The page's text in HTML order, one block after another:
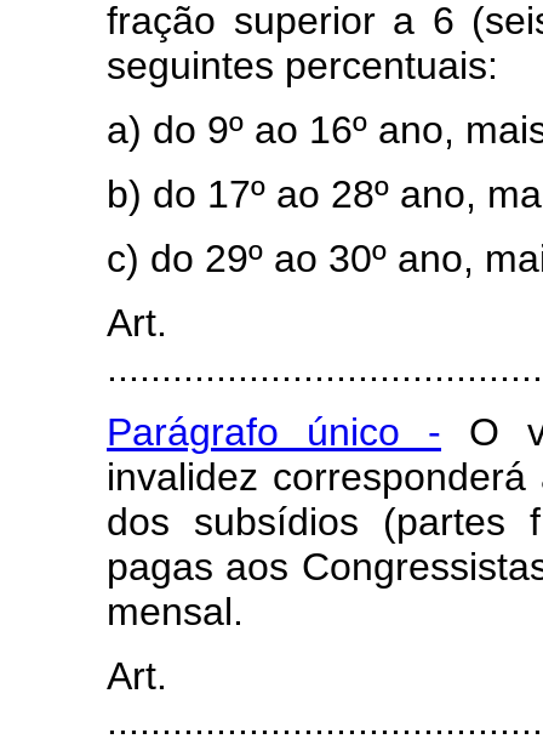
fração superior a 6
seguintes percentuais:
a) do 9º ao 16º ano,
b) do 17º ao 28º ano,
c) do 29º ao 30º ano,
Parágrafo único - O
invalidez
dos subsídios (partes
pagas aos
mensal.